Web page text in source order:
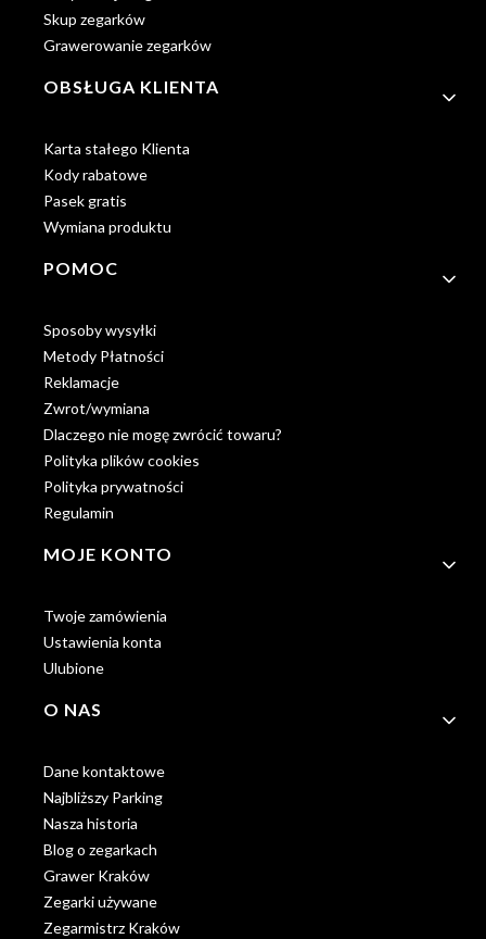
Skup zegarków
Grawerowanie zegarków
OBSŁUGA KLIENTA
Karta stałego Klienta
Kody rabatowe
Pasek gratis
Wymiana produktu
POMOC
Sposoby wysyłki
Metody Płatności
Reklamacje
Zwrot/wymiana
Dlaczego nie mogę zwrócić towaru?
Polityka plików cookies
Polityka prywatności
Regulamin
MOJE KONTO
Twoje zamówienia
Ustawienia konta
Ulubione
O NAS
Dane kontaktowe
Najbliższy Parking
Nasza historia
Blog o zegarkach
Grawer Kraków
Zegarki używane
Zegarmistrz Kraków